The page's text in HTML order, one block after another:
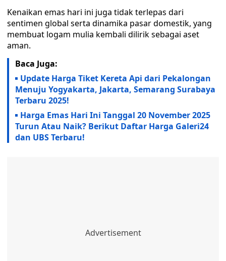
Kenaikan emas hari ini juga tidak terlepas dari
sentimen global serta dinamika pasar domestik, yang
membuat logam mulia kembali dilirik sebagai aset
aman.
Baca Juga:
Update Harga Tiket Kereta Api dari Pekalongan
Menuju Yogyakarta, Jakarta, Semarang Surabaya
Terbaru 2025!
Harga Emas Hari Ini Tanggal 20 November 2025
Turun Atau Naik? Berikut Daftar Harga Galeri24
dan UBS Terbaru!